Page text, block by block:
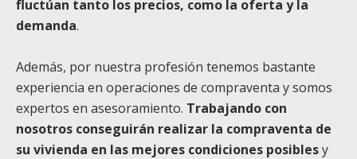
fluctúan tanto los precios, como la oferta y la
demanda.
Además, por nuestra profesión tenemos bastante
experiencia en operaciones de compraventa y somos
expertos en asesoramiento. Trabajando con
nosotros conseguirán realizar la compraventa de
su vivienda en las mejores condiciones posiblesy